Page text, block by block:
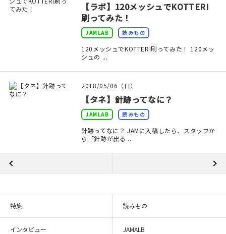
【ラボ】120メッシュでKOTTERI
刷ってみた！
JAMLAB 読みもの
120メッシュでKOTTERI刷ってみた！ 120メッ
シュの ...
2018/05/06（日）
【タネ】針跡ってなに？
JAMLAB 読みもの
針跡ってなに？ JAMに入稿したら、スタッフか
ら「針跡が出る ...
特集 読みもの
インタビュー JAMALB